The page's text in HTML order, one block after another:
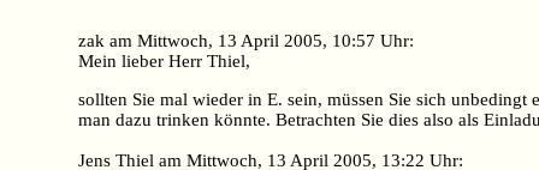
zak am Mittwoch, 13 April 2005, 10:57 Uhr:
Mein lieber Herr Thiel,
sollten Sie mal wieder in E. sein, müssen Sie sich
man dazu trinken könnte. Betrachten Sie dies also als
Jens Thiel am Mittwoch, 13 April 2005, 13:22 Uhr: